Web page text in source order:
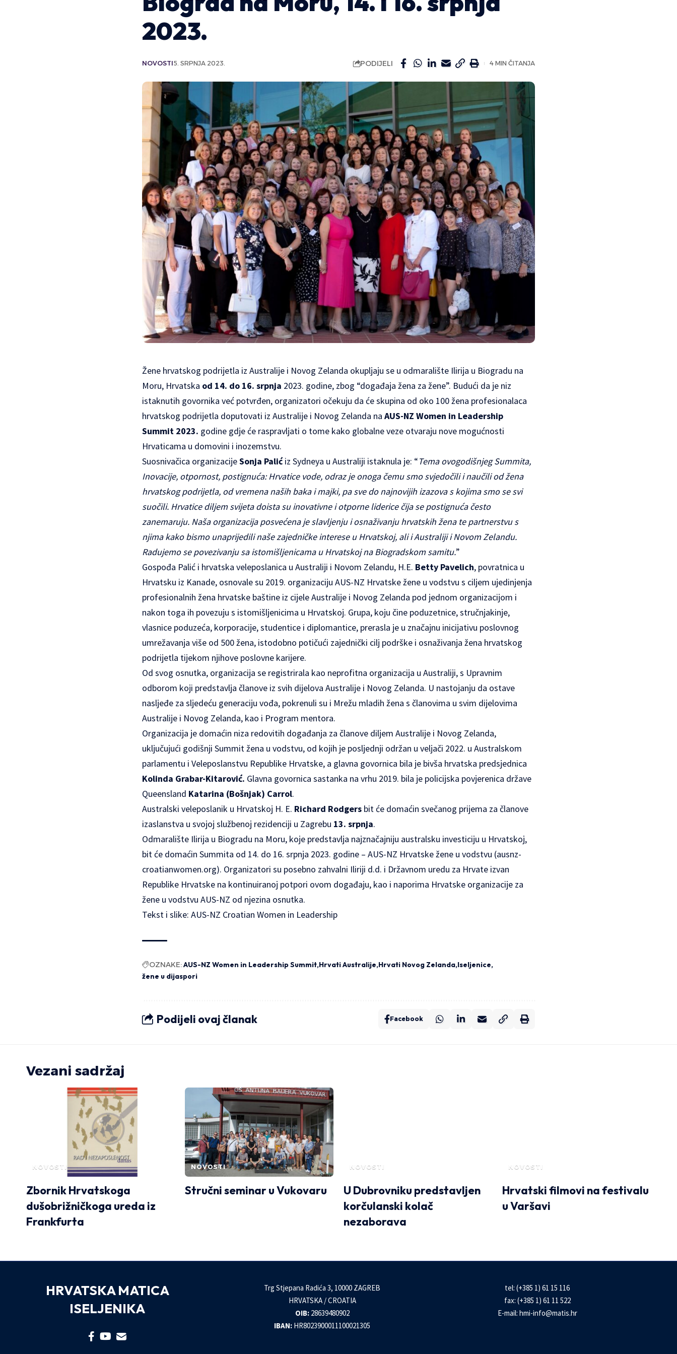
2023.
NOVOSTI5. SRPNJA 2023. PODIJELI 4 MIN ČITANJA
Žene hrvatskog podrijetla iz Australije i Novog Zelanda okupljaju se u odmaralište Ilirija u Biogradu na
Moru, Hrvatska od 14. do 16. srpnja 2023. godine, zbog “događaja žena za žene”. Budući da je niz
istaknutih govornika već potvrđen, organizatori očekuju da će skupina od oko 100 žena profesionalaca
hrvatskog podrijetla doputovati iz Australije i Novog Zelanda na AUS-NZ Women in Leadership
Summit 2023. godine gdje će raspravljati o tome kako globalne veze otvaraju nove mogućnosti
Hrvaticama u domovini i inozemstvu.
Suosnivačica organizacijeSonja Palićiz Sydneya u Australiji istaknula je: “Tema ovogodišnjeg Summita,
Inovacije, otpornost, postignuća: Hrvatice vode, odraz je onoga čemu smo svjedočili i naučili od žena
hrvatskog podrijetla, od vremena naših baka i majki, pa sve do najnovijih izazova s kojima smo se svi
suočili. Hrvatice diljem svijeta doista su inovativne i otporne liderice čija se postignuća često
zanemaruju. Naša organizacija posvećena je slavljenju i osnaživanju hrvatskih žena te partnerstvu s
njima kako bismo unaprijedili naše zajedničke interese u Hrvatskoj, ali i Australiji i Novom Zelandu.
Radujemo se povezivanju sa istomišljenicama u Hrvatskoj na Biogradskom samitu.”
Gospođa Palić i hrvatska veleposlanica u Australiji i Novom Zelandu, H.E. Betty Pavelich, povratnica u
Hrvatsku iz Kanade, osnovale su 2019. organizaciju AUS-NZ Hrvatske žene u vodstvu s ciljem ujedinjenja
profesionalnih žena hrvatske baštine iz cijele Australije i Novog Zelanda pod jednom organizacijom i
nakon toga ih povezuju s istomišljenicima u Hrvatskoj. Grupa, koju čine poduzetnice, stručnjakinje,
vlasnice poduzeća, korporacije, studentice i diplomantice, prerasla je u značajnu inicijativu poslovnog
umrežavanja više od 500 žena, istodobno potičući zajednički cilj podrške i osnaživanja žena hrvatskog
podrijetla tijekom njihove poslovne karijere.
Od svog osnutka, organizacija se registrirala kao neprofitna organizacija u Australiji, s Upravnim
odborom koji predstavlja članove iz svih dijelova Australije i Novog Zelanda. U nastojanju da ostave
nasljeđe za sljedeću generaciju vođa, pokrenuli su i Mrežu mladih žena s članovima u svim dijelovima
Australije i Novog Zelanda, kao i Program mentora.
Organizacija je domaćin niza redovitih događanja za članove diljem Australije i Novog Zelanda,
uključujući godišnji Summit žena u vodstvu, od kojih je posljednji održan u veljači 2022. u Australskom
parlamentu i Veleposlanstvu Republike Hrvatske, a glavna govornica bila je bivša hrvatska predsjednica
Kolinda Grabar-Kitarović. Glavna govornica sastanka na vrhu 2019. bila je policijska povjerenica države
Queensland Katarina (Bošnjak) Carrol.
Australski veleposlanik u Hrvatskoj H. E. Richard Rodgers bit će domaćin svečanog prijema za članove
izaslanstva u svojoj službenoj rezidenciji u Zagrebu 13. srpnja.
Odmaralište Ilirija u Biogradu na Moru, koje predstavlja najznačajniju australsku investiciju u Hrvatskoj,
bit će domaćin Summita od 14. do 16. srpnja 2023. godine – AUS-NZ Hrvatske žene u vodstvu (ausnz-
croatianwomen.org). Organizatori su posebno zahvalni Iliriji d.d. i Državnom uredu za Hrvate izvan
Republike Hrvatske na kontinuiranoj potpori ovom događaju, kao i naporima Hrvatske organizacije za
žene u vodstvu AUS-NZ od njezina osnutka.
Tekst i slike: AUS-NZ Croatian Women in Leadership
OZNAKE:AUS-NZ Women in Leadership Summit Hrvati Australije Hrvati Novog Zelanda Iseljenice
žene u dijaspori
Podijeli ovaj članak Facebook
Vezani sadržaj
NOVOSTI
Zbornik Hrvatskoga
dušobrižničkoga ureda iz
Frankfurta
NOVOSTI
Stručni seminar u Vukovaru
NOVOSTI
U Dubrovniku predstavljen
korčulanski kolač
nezaborava
NOVOSTI
Hrvatski filmovi na festivalu
u Varšavi
HRVATSKA MATICA
ISELJENIKA
Trg Stjepana Radića 3, 10000 ZAGREB
HRVATSKA / CROATIA
OIB:28639480902
IBAN: HR8023900011100021305
tel: (+385 1) 61 15 116
fax: (+385 1) 61 11 522
E-mail: hmi-info@matis.hr